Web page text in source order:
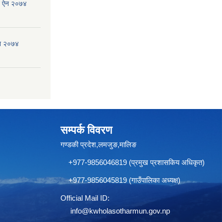
ऐन २०७४
२०७४
सम्पर्क विवरण
गण्डकी प्रदेश,लमजुङ,मालिङ
+977-9856046819 (प्रमुख प्रशासकिय अधिकृत)
+977-9856045819 (गाउँपालिका अध्यक्ष)
Official Mail ID:
info@kwholasotharmun.gov.np